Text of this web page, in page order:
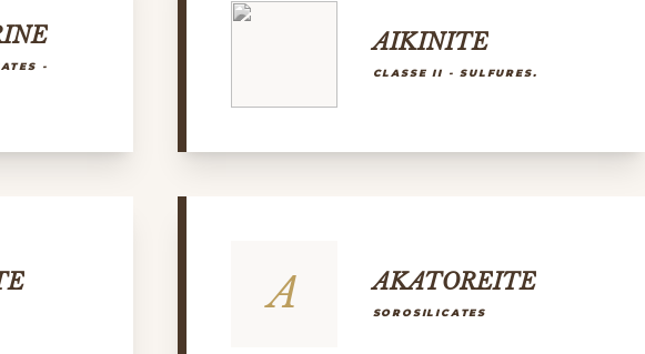
-
AIKINITE
CLASSE II - SULFURES.
A AKATOREITE
SOROSILICATES